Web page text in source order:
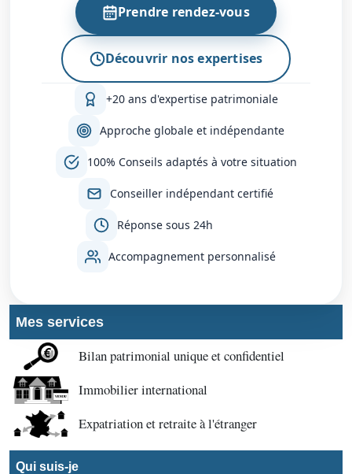
Prendre rendez-vous
Découvrir nos expertises
+20 ans d'expertise patrimoniale
Approche globale et indépendante
100% Conseils adaptés à votre situation
Conseiller indépendant certifié
Réponse sous 24h
Accompagnement personnalisé
Mes services
Bilan patrimonial unique et confidentiel
Immobilier international
Expatriation et retraite à l'étranger
Qui suis-je